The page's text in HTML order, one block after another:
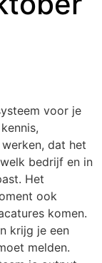
voor je
dat het
bedrijf en in
Het
ook
komen.
krijg je een
melden.